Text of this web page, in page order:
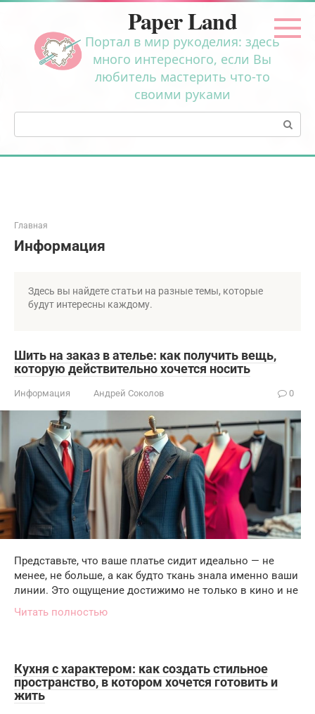
Перейти
контенту
Paper Land
Портал в мир рукоделия: здесь
много интересного, если Вы
любитель мастерить что-то
своими руками
Поиск:
Главная
Информация
Здесь вы найдете статьи на разные темы, которые
будут интересны каждому.
Шить на заказ в ателье: как получить вещь,
которую действительно хочется носить
Информация Андрей Соколов 0
Представьте, что ваше платье сидит идеально — не
менее, не больше, а как будто ткань знала именно ваши
линии. Это ощущение достижимо не только в кино и не
Читать полностью
Кухня с характером: как создать стильное
пространство, в котором хочется готовить и
жить